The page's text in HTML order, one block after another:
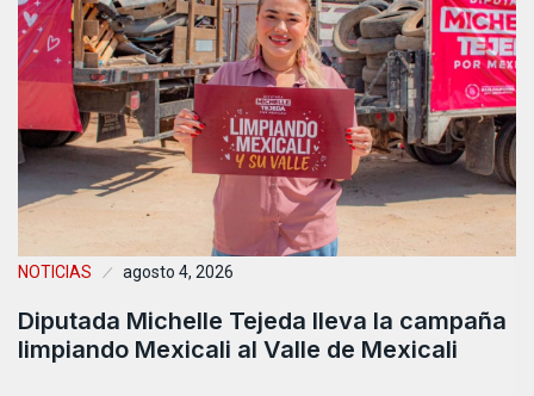
NOTICIAS agosto 4, 2026
Diputada Michelle Tejeda lleva la campaña
limpiando Mexicali al Valle de Mexicali